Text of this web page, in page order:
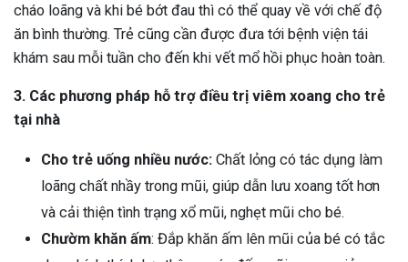
cháo loãng và khi bé bớt đau thì có thể quay về với chế độ
ăn bình thường. Trẻ cũng cần được đưa tới bệnh viện tái
khám sau mỗi tuần cho đến khi vết mổ hồi phục hoàn toàn.
3. Các phương pháp hỗ trợ điều trị viêm xoang cho trẻ
tại nhà
Cho trẻ uống nhiều nước: Chất lỏng có tác dụng làm
loãng chất nhầy trong mũi, giúp dẫn lưu xoang tốt hơn
và cải thiện tình trạng xổ mũi, nghẹt mũi cho bé.
Chườm khăn ấm: Đắp khăn ấm lên mũi của bé có tắc